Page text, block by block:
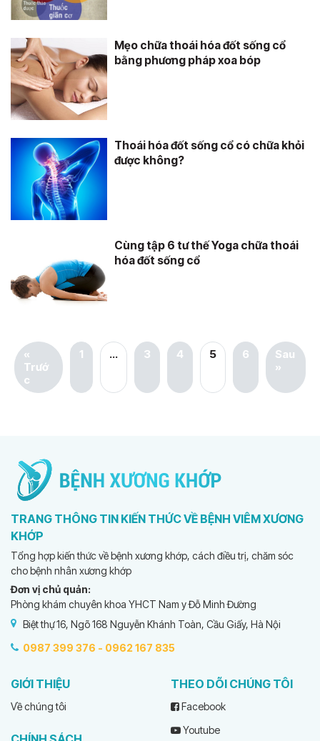
Mẹo chữa thoái hóa đốt sống cổ
bằng phương pháp xoa bóp
Thoái hóa đốt sống cổ có chữa khỏi
được không?
Cùng tập 6 tư thế Yoga chữa thoái
hóa đốt sống cổ
«
Trướ
c
1 … 3 4 5 6
Sau
»
TRANG THÔNG TIN KIẾN THỨC VỀ BỆNH VIÊM XƯƠNG
KHỚP
Tổng hợp kiến thức về bệnh xương khớp, cách điều trị, chăm sóc
cho bệnh nhân xương khớp
Đơn vị chủ quản:
Phòng khám chuyên khoa YHCT Nam y Đỗ Minh Đường
Biệt thự 16, Ngõ 168 Nguyễn Khánh Toàn, Cầu Giấy, Hà Nội
0987 399 376 - 0962 167 835
GIỚI THIỆU
Về chúng tôi
THEO DÕI CHÚNG TÔI
Facebook
Youtube